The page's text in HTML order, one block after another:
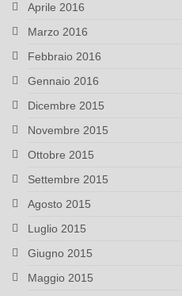
Aprile 2016
Marzo 2016
Febbraio 2016
Gennaio 2016
Dicembre 2015
Novembre 2015
Ottobre 2015
Settembre 2015
Agosto 2015
Luglio 2015
Giugno 2015
Maggio 2015